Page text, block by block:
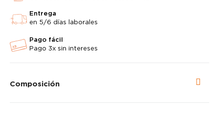
Entrega
en 5/6 días laborales
Pago fácil
Pago 3x sin intereses
Composición